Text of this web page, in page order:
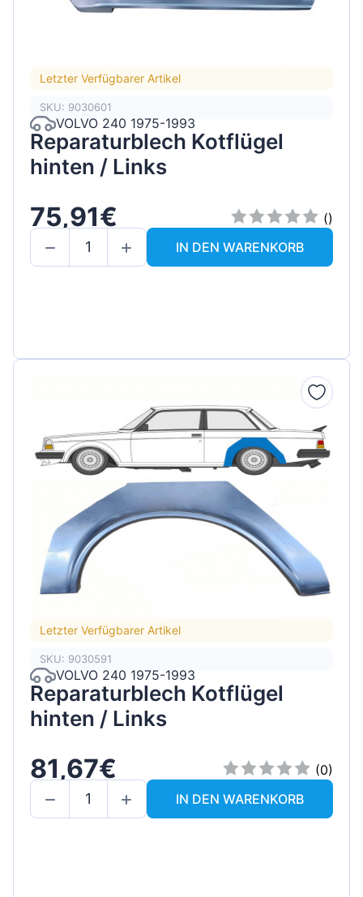
Letzter Verfügbarer Artikel
SKU: 9030601
VOLVO 240 1975-1993
Reparaturblech Kotflügel
hinten / Links
75,91€
()
IN DEN WARENKORB
Letzter Verfügbarer Artikel
SKU: 9030591
VOLVO 240 1975-1993
Reparaturblech Kotflügel
hinten / Links
81,67€
(0)
IN DEN WARENKORB